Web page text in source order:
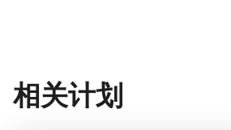
相关计划